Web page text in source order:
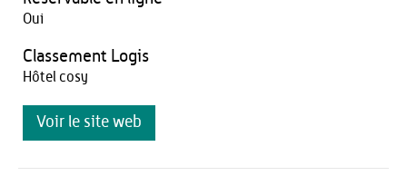
Oui
Classement Logis
Hôtel cosy
Voir le site web